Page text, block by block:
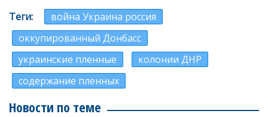
Теги
война Украина россия
оккупированный Донбасс
украинские пленные
колонии ДНР
содержание пленных
Новости по теме